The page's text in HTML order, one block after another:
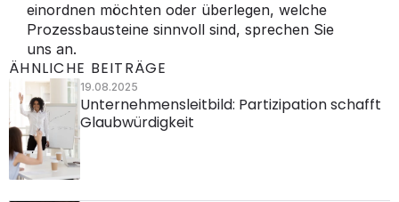
einordnen möchten oder überlegen, welche
Prozessbausteine sinnvoll sind, sprechen Sie
uns an.
ÄHNLICHE BEITRÄGE
19.08.2025
Unternehmensleitbild: Partizipation schafft
Glaubwürdigkeit